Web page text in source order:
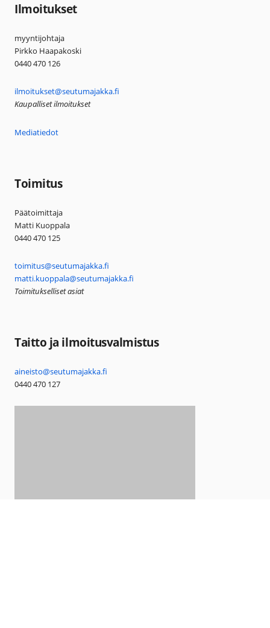
Ilmoitukset
myyntijohtaja
Pirkko Haapakoski
0440 470 126
ilmoitukset@seutumajakka.fi
Kaupalliset ilmoitukset
Mediatiedot
Toimitus
Päätoimittaja
Matti Kuoppala
0440 470 125
toimitus@seutumajakka.fi
matti.kuoppala@seutumajakka.fi
Toimitukselliset asiat
Taitto ja ilmoitusvalmistus
aineisto@seutumajakka.fi
0440 470 127